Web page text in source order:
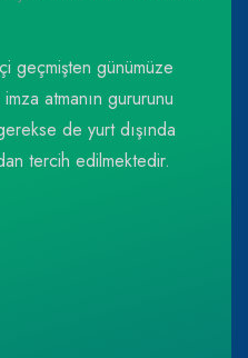
geçmişten günümüze
atmanın gururunu
de yurt dışında
tercih edilmektedir.